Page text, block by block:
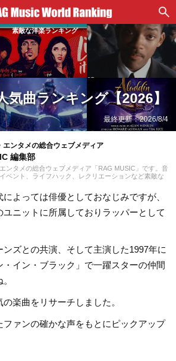
素敵な洋楽ランキング
気曲ランキング【2026】
最終更新：2026/8/4
エンタメの総合ウェブメディア
編集部
ンタメの総合ウェブメディア「RAG MUSIC」です。音
ベント、ライフハック、レクリエーションなど素敵な
よっては俳優としておなじみですが、
ユニットに所属しておりラッパーとして
ンズとの共演、そして主演した1997年に
イン・ブラック」で一躍スターの仲間
楽曲をリサーチしました。
ファンの確かな声をもとにピックアップ